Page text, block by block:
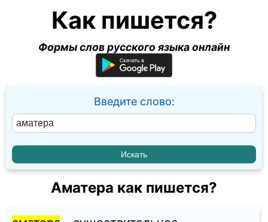
Как пишется?
Формы слов русского языка онлайн
Введите слово:
Аматера как пишется?